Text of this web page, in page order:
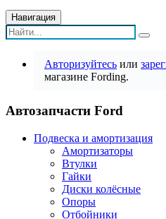
Навигация
Авторизуйтесь или
магазине Fording.
Автозапчасти Ford
Подвеска и амортизация
Амортизаторы
Втулки
Гайки
Диски колёсные
Опоры
Отбойники